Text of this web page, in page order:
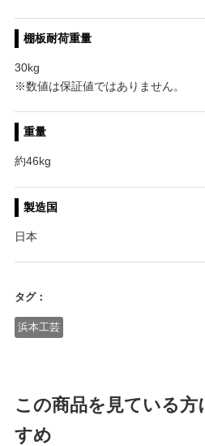
棚板耐荷重量
30kg
※数値は保証値ではありません。
重量
約46kg
製造国
日本
タグ：
浜本工芸
この商品を見ている
すめ